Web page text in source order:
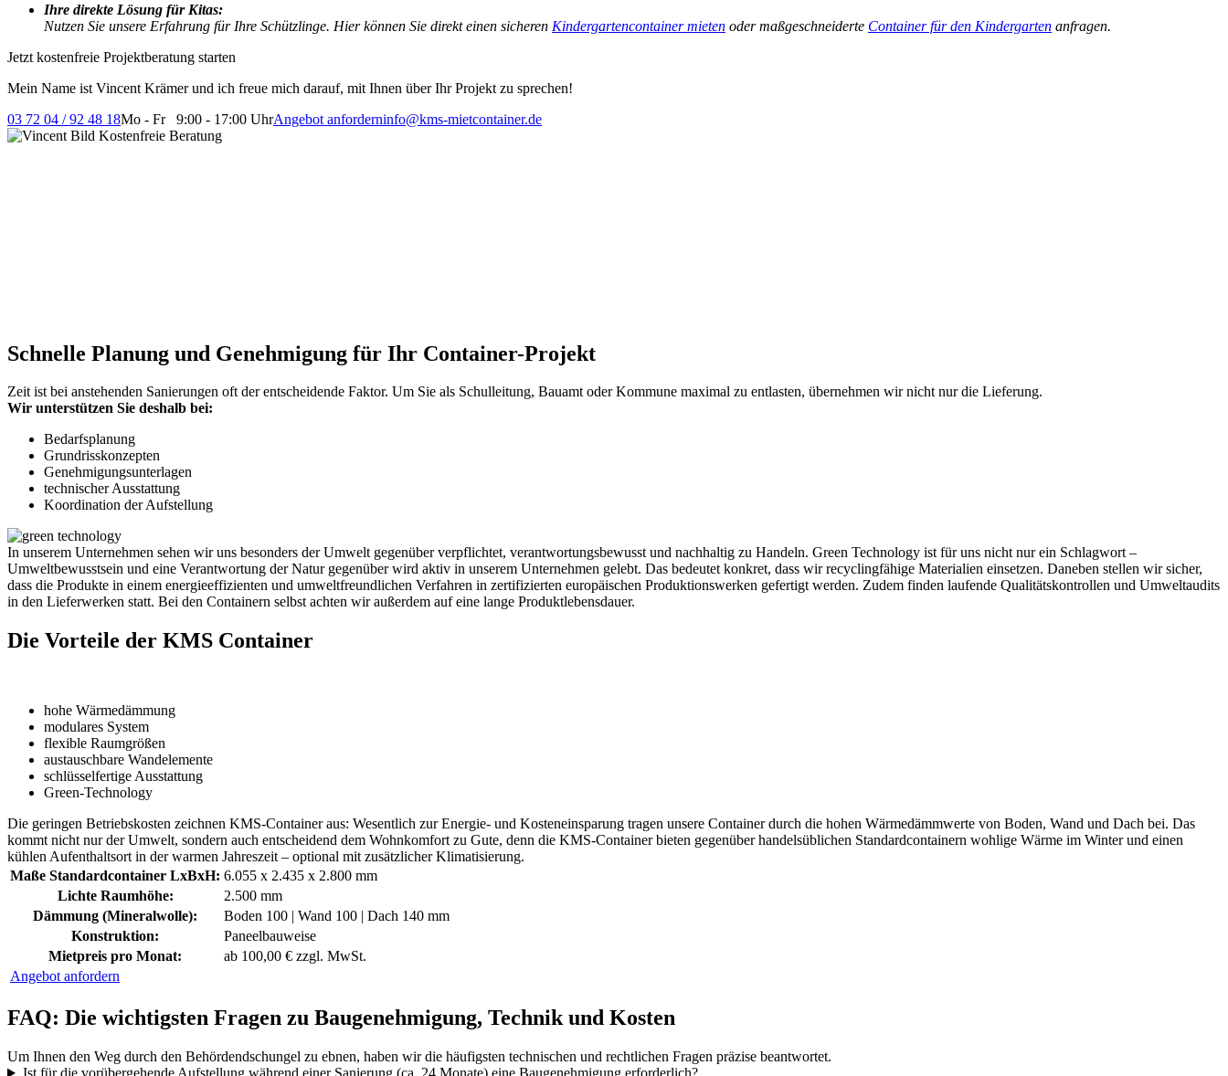
Ihre direkte Lösung für Kitas:
Nutzen Sie unsere Erfahrung für Ihre Schützlinge. Hier können Sie direkt einen sicheren Kindergartencontainer mieten oder maßgeschneiderte Container für den Kindergarten anfragen.
Jetzt kostenfreie Projektberatung starten
Mein Name ist Vincent Krämer und ich freue mich darauf, mit Ihnen über Ihr Projekt zu sprechen!
03 72 04 / 92 48 18Mo - Fr 9:00 - 17:00 UhrAngebot anforderninfo@kms-mietcontainer.de
Schnelle Planung und Genehmigung für Ihr Container-Projekt
Zeit ist bei anstehenden Sanierungen oft der entscheidende Faktor. Um Sie als Schulleitung, Bauamt oder Kommune maximal zu entlasten, übernehmen wir nicht nur die Lieferung.
Wir unterstützen Sie deshalb bei:
Bedarfsplanung
Grundrisskonzepten
Genehmigungsunterlagen
technischer Ausstattung
Koordination der Aufstellung
In unserem Unternehmen sehen wir uns besonders der Umwelt gegenüber verpflichtet, verantwortungsbewusst und nachhaltig zu Handeln. Green Technology ist für uns nicht nur ein Schlagwort –
Umweltbewusstsein und eine Verantwortung der Natur gegenüber wird aktiv in unserem Unternehmen gelebt. Das bedeutet konkret, dass wir recyclingfähige Materialien einsetzen. Daneben stellen wir sicher,
dass die Produkte in einem energieeffizienten und umweltfreundlichen Verfahren in zertifizierten europäischen Produktionswerken gefertigt werden. Zudem finden laufende Qualitätskontrollen und Umweltaudits
in den Lieferwerken statt. Bei den Containern selbst achten wir außerdem auf eine lange Produktlebensdauer.
Die Vorteile der KMS Container
hohe Wärmedämmung
modulares System
flexible Raumgrößen
austauschbare Wandelemente
schlüsselfertige Ausstattung
Green-Technology
Die geringen Betriebskosten zeichnen KMS-Container aus: Wesentlich zur Energie- und Kosteneinsparung tragen unsere Container durch die hohen Wärmedämmwerte von Boden, Wand und Dach bei. Das
kommt nicht nur der Umwelt, sondern auch entscheidend dem Wohnkomfort zu Gute, denn die KMS-Container bieten gegenüber handelsüblichen Standardcontainern wohlige Wärme im Winter und einen
kühlen Aufenthaltsort in der warmen Jahreszeit – optional mit zusätzlicher Klimatisierung.
Maße Standardcontainer LxBxH: 6.055 x 2.435 x 2.800 mm
Lichte Raumhöhe:
2.500 mm
Dämmung (Mineralwolle):
Boden 100 | Wand 100 | Dach 140 mm
Konstruktion:
Paneelbauweise
Mietpreis pro Monat:
ab 100,00 € zzgl. MwSt.
Angebot anfordern
FAQ: Die wichtigsten Fragen zu Baugenehmigung, Technik und Kosten
Um Ihnen den Weg durch den Behördendschungel zu ebnen, haben wir die häufigsten technischen und rechtlichen Fragen präzise beantwortet.
Ist für die vorübergehende Aufstellung während einer Sanierung (ca. 24 Monate) eine Baugenehmigung erforderlich?